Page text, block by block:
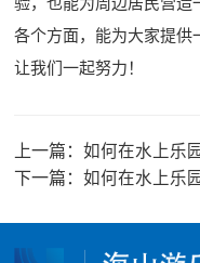
各个方面，能为大家提供
让我们一起努力！
上一篇：如何在水上乐
下一篇：如何在水上乐